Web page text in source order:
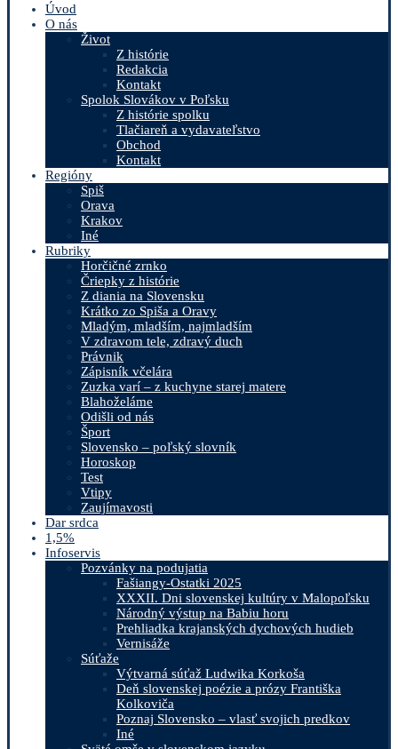
Úvod
O nás
Život
Z histórie
Redakcia
Kontakt
Spolok Slovákov v Poľsku
Z histórie spolku
Tlačiareň a vydavateľstvo
Obchod
Kontakt
Regióny
Spiš
Orava
Krakov
Iné
Rubriky
Horčičné zrnko
Čriepky z histórie
Z diania na Slovensku
Krátko zo Spiša a Oravy
Mladým, mladším, najmladším
V zdravom tele, zdravý duch
Právnik
Zápisník včelára
Zuzka varí – z kuchyne starej matere
Blahoželáme
Odišli od nás
Šport
Slovensko – poľský slovník
Horoskop
Test
Vtipy
Zaujímavosti
Dar srdca
1,5%
Infoservis
Pozvánky na podujatia
Fašiangy-Ostatki 2025
XXXII. Dni slovenskej kultúry v Malopoľsku
Národný výstup na Babiu horu
Prehliadka krajanských dychových hudieb
Vernisáže
Súťaže
Výtvarná súťaž Ludwika Korkoša
Deň slovenskej poézie a prózy Františka
Kolkoviča
Poznaj Slovensko – vlasť svojich predkov
Iné